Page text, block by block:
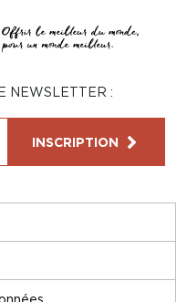
NEWSLETTER :
INSCRIPTION